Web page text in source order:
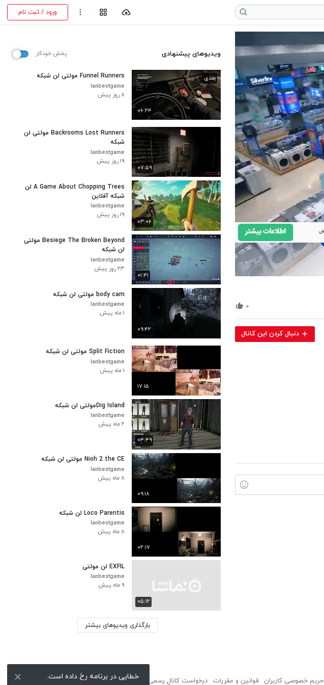
ورود / ثبت نام
۰
دنبال کردن این کانال
ویدیوهای پیشنهادی پخش خودکار
۰۶:۲۴
بعدی Funnel Runners مولتی لن شبکه
lanbestgame
۸ روز پیش
۰۷:۵۹
Backrooms Lost Runners مولتی لن
شبکه
lanbestgame
۱۹ روز پیش
۰۳:۰۶
A Game About Chopping Trees لن
شبکه آفلاین
lanbestgame
۱۹ روز پیش
۰۱:۴۱
Besiege The Broken Beyond مولتی
لن شبکه
lanbestgame
۲۳ روز پیش
۰۹:۴۲
body cam مولتی لن شبکه
lanbestgame
۱ ماه پیش
۱۷:۱۵
Split Fiction مولتی لن شبکه
lanbestgame
۱ ماه پیش
۰۴:۴۹
Dig Islandمولتی لن شبکه
lanbestgame
۲ ماه پیش
۰۹:۱۸
Nioh 2 the CE مولتی لن شبکه
lanbestgame
۸ ماه پیش
۰۲:۱۷
Loco Parentis لن شبکه
lanbestgame
۸ ماه پیش
۰۵:۱۲
EXFIL لن مولتی
lanbestgame
۹ ماه پیش
بارگذاری ویدیوهای بیشتر
حریم خصوصی کاربران قوانین و مقررات درخواست کانال رسمی لوگوی نماشا تبلیغات گزارش تخلف تماس با ما خطایی در برنامه رخ داده است.